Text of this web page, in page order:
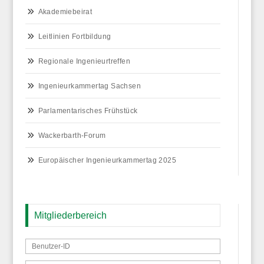
Akademiebeirat
Leitlinien Fortbildung
Regionale Ingenieurtreffen
Ingenieurkammertag Sachsen
Parlamentarisches Frühstück
Wackerbarth-Forum
Europäischer Ingenieurkammertag 2025
Mitgliederbereich